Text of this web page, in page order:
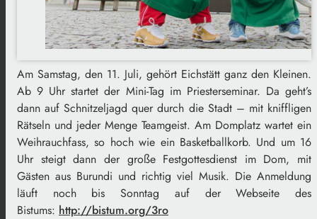
Am Samstag, den 11. Juli, gehört Eichstätt ganz den Kleinen.
Ab 9 Uhr startet der Mini-Tag im Priesterseminar. Da geht’s
dann auf Schnitzeljagd quer durch die Stadt – mit kniffligen
Rätseln und jeder Menge Teamgeist. Am Domplatz wartet ein
Weihrauchfass, so hoch wie ein Basketballkorb. Und um 16
Uhr steigt dann der große Festgottesdienst im Dom, mit
Gästen aus Burundi und richtig viel Musik. Die Anmeldung
läuft noch bis Sonntag auf der Webseite des
Bistums: http://bistum.org/3ro